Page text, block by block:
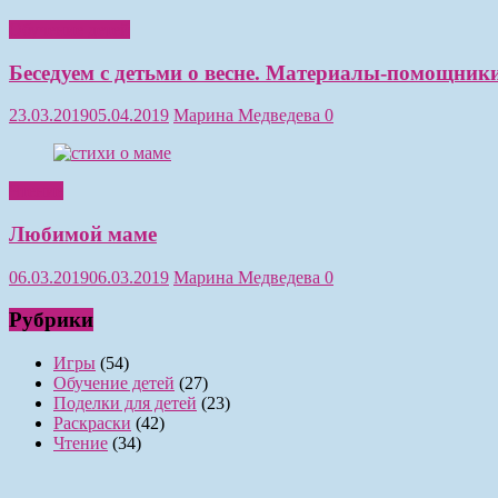
Беседуем с детьми о весне. Материалы-
23.03.201905.04.2019 Марина Медведева 0
Любимой маме
06.03.201906.03.2019 Марина Медведева 0
Рубрики
Игры (54)
Обучение детей (27)
Поделки для детей (23)
Раскраски (42)
Чтение (34)